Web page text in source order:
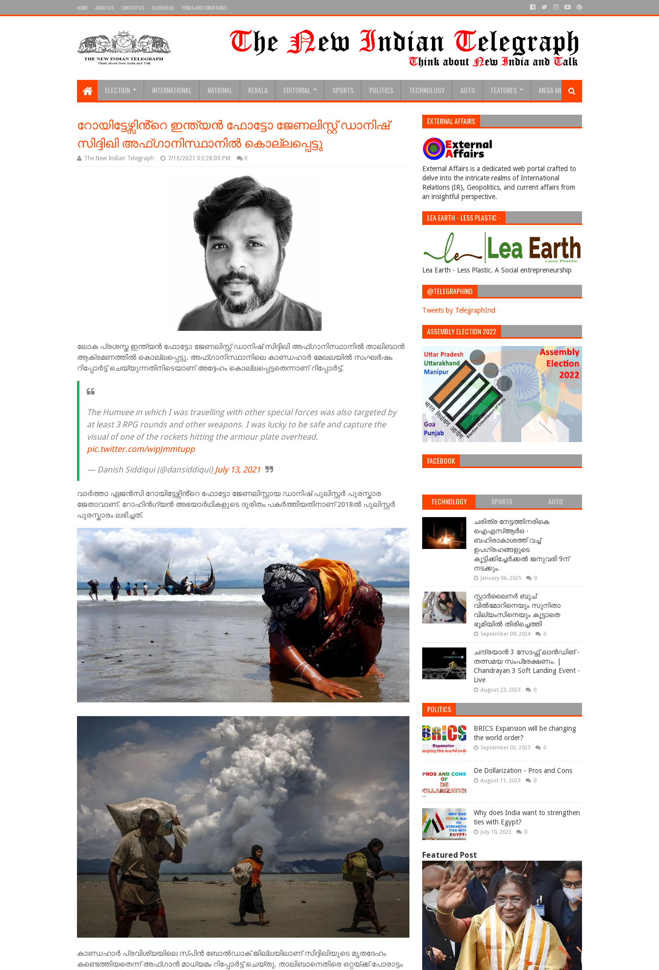
HOME ABOUT US CONTACT US CLUBHOUSE TERMS AND CONDITIONS
ELECTION INTERNATIONAL NATIONAL KERALA EDITORIAL SPORTS POLITICS TECHNOLOGY AUTO FEATURES MEGA MENU
റോയിട്ടേഴ്സിൻ്റെ ഇന്ത്യൻ ഫോട്ടോ ജേണലിസ്റ്റ് ഡാനിഷ്
സിദ്ദിഖി അഫ്ഗാനിസ്ഥാനിൽ കൊല്ലപ്പെട്ടു
The New Indian Telegraph 7/16/2021 03:28:00 PM 0
ലോക പ്രശസ്ത ഇന്ത്യൻ ഫോട്ടോ ജേണലിസ്റ്റ് ഡാനിഷ് സിദ്ദിഖി അഫ്ഗാനിസ്ഥാനിൽ താലിബാൻ
ആക്രമണത്തിൽ കൊല്ലപ്പെട്ടു. അഫ്ഗാനിസ്ഥാനിലെ കാണ്ഡഹാർ മേഖലയിൽ സംഘർഷം
റിപ്പോർട്ട് ചെയ്യുന്നതിനിടെയാണ് അദ്ദേഹം കൊല്ലപ്പെട്ടതെന്നാണ് റിപ്പോർട്ട്.
The Humvee in which I was travelling with other special forces was also targeted by
at least 3 RPG rounds and other weapons. I was lucky to be safe and capture the
visual of one of the rockets hitting the armour plate overhead.
pic.twitter.com/wipJmmtupp
— Danish Siddiqui (@dansiddiqui) July 13, 2021
വാർത്താ ഏജൻസി റോയിട്ടേഴ്സിൻ്റെ ഫോട്ടോ ജേണലിസ്റ്റായ ഡാനിഷ് പുലിസ്റ്റർ പുരസ്കാര
ജേതാവാണ്. റോഹിൻഗ്യൻ അഭയാർഥികളുടെ ദുരിതം പകർത്തിയതിനാണ് 2018ൽ പുലിസ്റ്റർ
പുരസ്കാരം ലഭിച്ചത്.
കാണ്ഡഹാർ പ്രവിശ്യയിലെ സ്പിൻ ബോൽഡാക് ജില്ലയിലാണ് സിദ്ദിഖിയുടെ മൃതദേഹം
കണ്ടെത്തിയതെന്ന് അഫ്ഗാൻ മാധ്യമം റിപ്പോർട്ട് ചെയ്തു. താലിബാനെതിരെ ഒറ്റയ്ക്ക് പോരാട്ടം
EXTERNAL AFFAIRS
External Affairs is a dedicated web portal crafted to
delve into the intricate realms of International
Relations (IR), Geopolitics, and current affairs from
an insightful perspective.
LEA EARTH - LESS PLASTIC -
Lea Earth - Less Plastic. A Social entrepreneurship
@TELEGRAPHIND
Tweets by TelegraphInd
ASSEMBLY ELECTION 2022
FACEBOOK
TECHNOLOGY SPORTS AUTO
ചരിത്ര നേട്ടത്തിനരികെ
ഐഎസ്ആർഒ -
ബഹിരാകാശത്ത് വച്ച്
ഉപഗ്രഹങ്ങളുടെ
കൂട്ടിക്കിച്ചേർക്കൽ ജനുവരി 9ന്
നടക്കും.
January 06, 2025 0
സ്റ്റാർലൈനർ ബുച്
വിൽമോറിനെയും സുനിതാ
വില്യംസിനെയും കൂട്ടാതെ
ഭൂമിയിൽ തിരിച്ചെത്തി
September 09, 2024 0
ചന്ദ്രയാൻ 3 സോഫ്റ്റ് ലാൻഡിങ് -
തത്സമയ സംപ്രേക്ഷണം. |
Chandrayan 3 Soft Landing Event -
Live
August 23, 2023 0
POLITICS
BRICS Expansion will be changing
the world order?
September 03, 2023 0
De Dollarization - Pros and Cons
August 11, 2023 0
Why does India want to strengthen
ties with Egypt?
July 10, 2023 0
Featured Post